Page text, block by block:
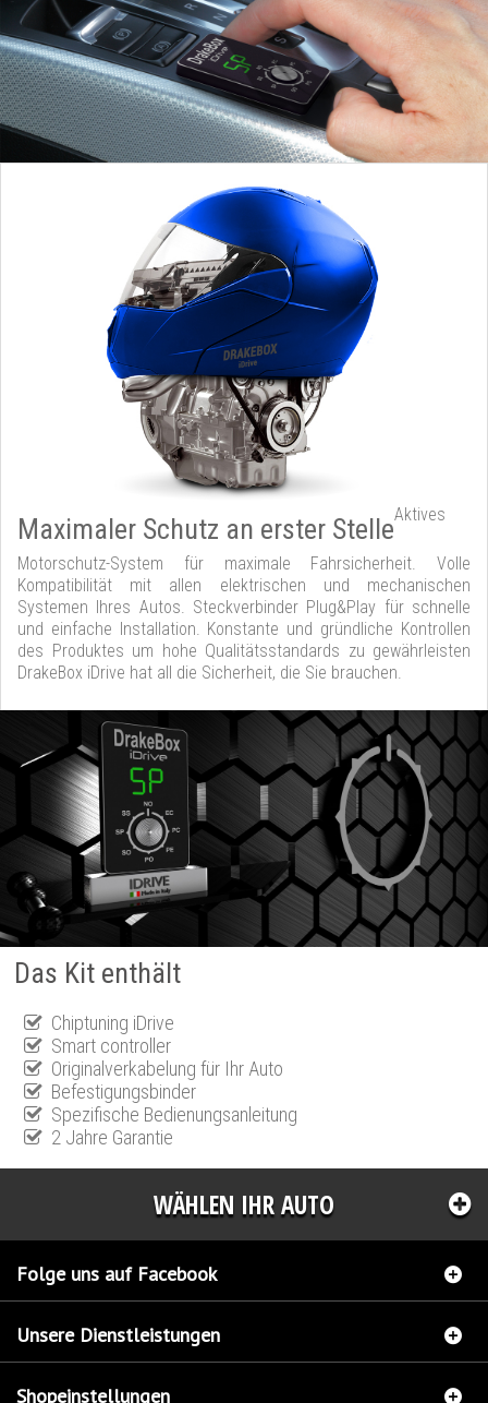
Maximaler Schutz an erster StelleAktives
Motorschutz-System für maximale Fahrsicherheit. Volle
Kompatibilität mit allen elektrischen und mechanischen
Systemen Ihres Autos. Steckverbinder Plug&Play für schnelle
und einfache Installation. Konstante und gründliche Kontrollen
des Produktes um hohe Qualitätsstandards zu gewährleisten
DrakeBox iDrive hat all die Sicherheit, die Sie brauchen.
Das Kit enthält
Chiptuning iDrive
Smart controller
Originalverkabelung für Ihr Auto
Befestigungsbinder
Spezifische Bedienungsanleitung
2 Jahre Garantie
WÄHLEN IHR AUTO
Folge uns auf Facebook
Unsere Dienstleistungen
Shopeinstellungen